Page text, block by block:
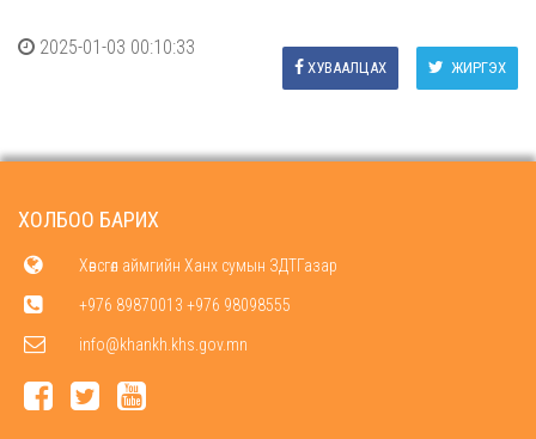
2025-01-03 00:10:33
ЖИРГЭХ
ХУВААЛЦАХ
ХОЛБОО БАРИХ
Хөвсгөл аймгийн Ханх сумын ЗДТГазар
+976 89870013 +976 98098555
info@khankh.khs.gov.mn